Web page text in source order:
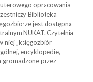
opracowania
Biblioteka
jest dostępna
NUKAT. Czytelnia
niej „księgozbiór
encyklopedie,
gromadzone przez